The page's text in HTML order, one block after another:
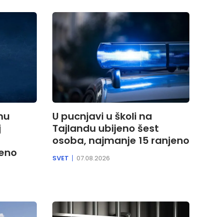
U pucnjavi u školi na
Tajlandu ubijeno šest
osoba, najmanje 15 ranjeno
SVET 07.08.2026